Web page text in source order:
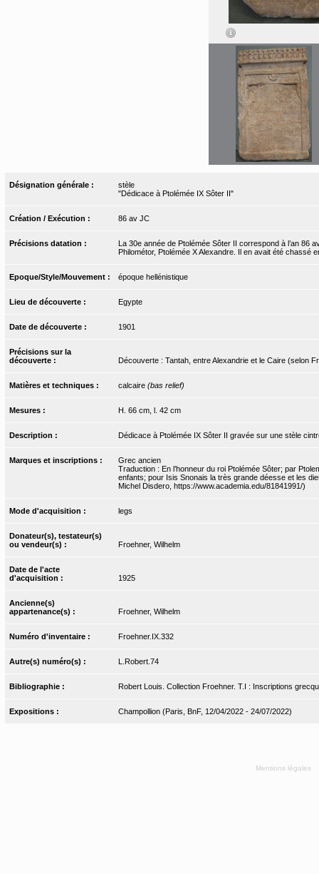
Désignation générale :
stèle
"Dédicace à Ptolémée IX Sôter II"
Création / Exécution : 86 av JC
Précisions datation :
La 30e année de Ptolémée Sôter II correspond à l’an 86
Philométor, Ptolémée X Alexandre. Il en avait été chassé
Epoque/Style/Mouvement : époque hellénistique
Lieu de découverte : Egypte
Date de découverte : 1901
Précisions sur la
découverte :
Découverte : Tantah, entre Alexandrie et le Caire (selon
Matières et techniques : calcaire (bas relief)
Mesures : H. 66 cm, l. 42 cm
Description : Dédicace à Ptolémée IX Sôter II gravée sur une stèle
Marques et inscriptions :
Grec ancien
Traduction : En l’honneur du roi Ptolémée Sôter; par
enfants; pour Isis Snonais la très grande déesse et les
Michel Disdero, https://www.academia.edu/81841991/)
Mode d'acquisition : legs
Donateur(s), testateur(s)
ou vendeur(s) :
Froehner, Wilhelm
Date de l'acte
d'acquisition :
1925
Ancienne(s)
appartenance(s) :
Froehner, Wilhelm
Numéro d'inventaire : Froehner.IX.332
Autre(s) numéro(s) : L.Robert.74
Bibliographie : Robert Louis. Collection Froehner. T.I : Inscriptions
Expositions : Champollion (Paris, BnF, 12/04/2022 - 24/07/2022)
Mentions légales